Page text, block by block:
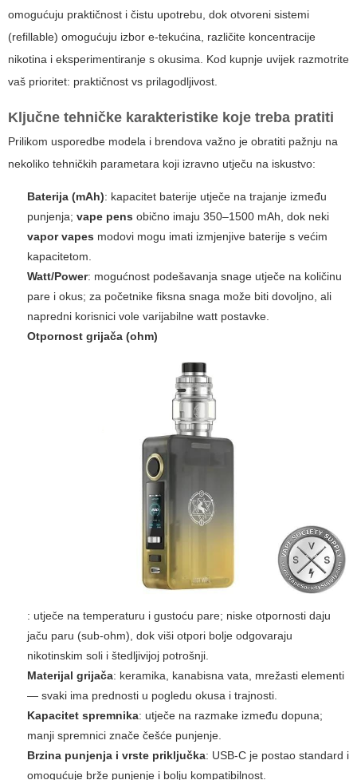
omogućuju praktičnost i čistu upotrebu, dok otvoreni sistemi
(refillable) omogućuju izbor e-tekućina, različite koncentracije
nikotina i eksperimentiranje s okusima. Kod kupnje uvijek razmotrite
vaš prioritet: praktičnost vs prilagodljivost.
Ključne tehničke karakteristike koje treba pratiti
Prilikom usporedbe modela i brendova važno je obratiti pažnju na
nekoliko tehničkih parametara koji izravno utječu na iskustvo:
Baterija (mAh): kapacitet baterije utječe na trajanje između
punjenja; vape pens obično imaju 350–1500 mAh, dok neki
vapor vapes modovi mogu imati izmjenjive baterije s većim
kapacitetom.
Watt/Power: mogućnost podešavanja snage utječe na količinu
pare i okus; za početnike fiksna snaga može biti dovoljno, ali
napredni korisnici vole varijabilne watt postavke.
Otpornost grijača (ohm)
: utječe na temperaturu i gustoću pare; niske otpornosti daju
jaču paru (sub-ohm), dok viši otpori bolje odgovaraju
nikotinskim soli i štedljivijoj potrošnji.
Materijal grijača: keramika, kanabisna vata, mrežasti elementi
— svaki ima prednosti u pogledu okusa i trajnosti.
Kapacitet spremnika: utječe na razmake između dopuna;
manji spremnici znače češće punjenje.
Brzina punjenja i vrste priključka: USB-C je postao standard i
omogućuje brže punjenje i bolju kompatibilnost.